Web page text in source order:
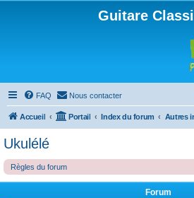
Guitare
FAQ Nous contacter
Accueil Portail Index du forum
Ukulélé
Règles du forum
Forum